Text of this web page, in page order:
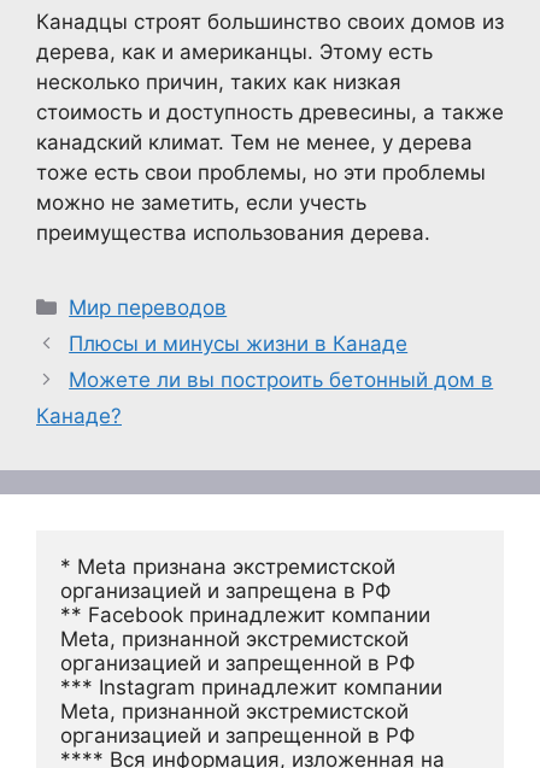
Канадцы строят большинство своих домов из
дерева, как и американцы. Этому есть
несколько причин, таких как низкая
стоимость и доступность древесины, а также
канадский климат. Тем не менее, у дерева
тоже есть свои проблемы, но эти проблемы
можно не заметить, если учесть
преимущества использования дерева.
Рубрики
Мир переводов
Плюсы и минусы жизни в Канаде
Можете ли вы построить бетонный дом в
Канаде?
* Meta признана экстремистской
организацией и запрещена в РФ
** Facebook принадлежит компании
Meta, признанной экстремистской
организацией и запрещенной в РФ
*** Instagram принадлежит компании
Meta, признанной экстремистской
организацией и запрещенной в РФ
**** Вся информация, изложенная на